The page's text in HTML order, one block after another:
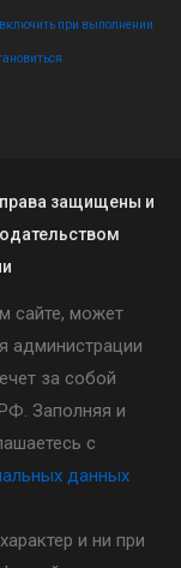
при выполнении
защищены и
сайте, может
администрации
за собой
Заполняя и
с
данных
и ни при